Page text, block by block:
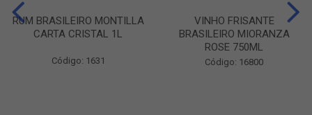
RUM BRASILEIRO MONTILLA
CARTA CRISTAL 1L
Código: 1631
VINHO FRISANTE
BRASILEIRO MIORANZA
ROSE 750ML
Código: 16800